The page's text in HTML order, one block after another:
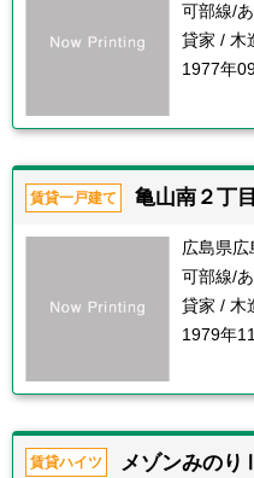
可部線/
貸家 / 木
1977年
賃貸一戸建て 亀山南２丁
広島県広
可部線/
貸家 / 木
1979年
賃貸ハイツ メゾンみのり